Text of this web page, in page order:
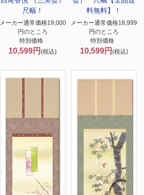
尺幅！
メーカー通常価格19,000
円のところ
特別価格
10,599円(税込)
料無料】！
メーカー通常価格18,999
円のところ
特別価格
10,599円 (税込)